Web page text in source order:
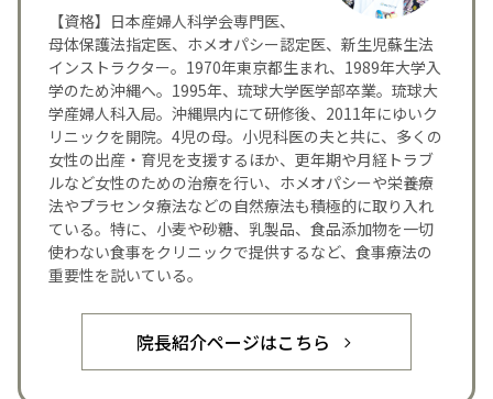
【資格】日本産婦人科学会専門医、
母体保護法指定医、ホメオパシー認定医、新生児蘇生法
インストラクター。1970年東京都生まれ、1989年大学入
学のため沖縄へ。1995年、琉球大学医学部卒業。琉球大
学産婦人科入局。沖縄県内にて研修後、2011年にゆいク
リニックを開院。4児の母。小児科医の夫と共に、多くの
女性の出産・育児を支援するほか、更年期や月経トラブ
ルなど女性のための治療を行い、ホメオパシーや栄養療
法やプラセンタ療法などの自然療法も積極的に取り入れ
ている。特に、小麦や砂糖、乳製品、食品添加物を一切
使わない食事をクリニックで提供するなど、食事療法の
重要性を説いている。
院長紹介ページはこちら